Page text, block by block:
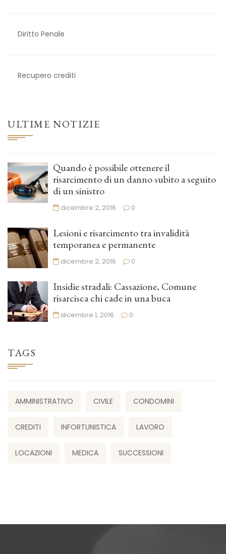
Diritto Penale
Recupero crediti
ULTIME NOTIZIE
Quando è possibile ottenere il
risarcimento di un danno subito a seguito
di un sinistro
dicembre 2, 2016 0
Lesioni e risarcimento tra invalidità
temporanea e permanente
dicembre 2, 2016 0
Insidie stradali: Cassazione, Comune
risarcisca chi cade in una buca
dicembre 1, 2016 0
TAGS
AMMINISTRATIVO CIVILE CONDOMINI
CREDITI INFORTUNISTICA LAVORO
LOCAZIONI MEDICA SUCCESSIONI